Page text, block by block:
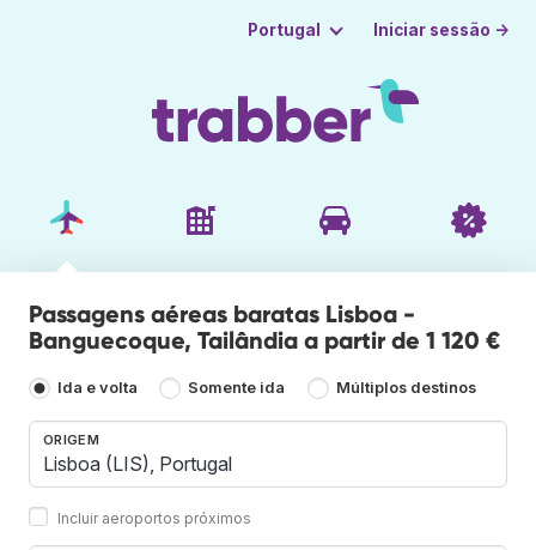
Portugal Iniciar sessão →
Passagens aéreas baratas Lisboa -
Banguecoque, Tailândia a partir de 1 120 €
Ida e volta Somente ida Múltiplos destinos
ORIGEM
Incluir aeroportos próximos